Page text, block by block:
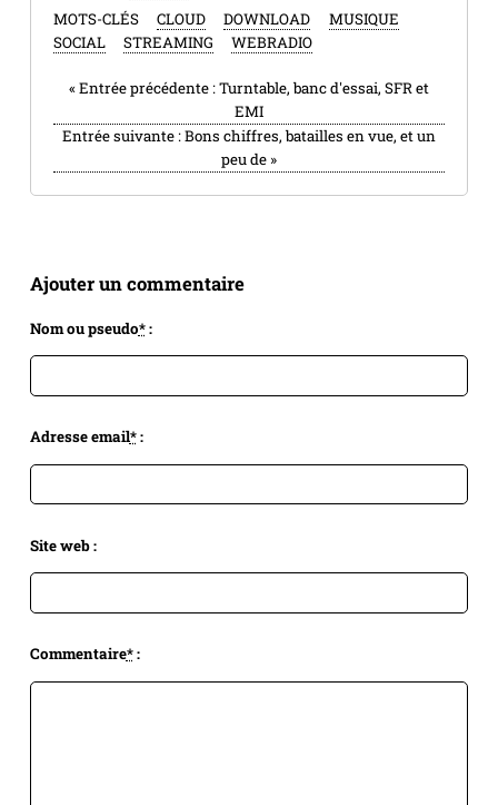
MOTS-CLÉS
CLOUD DOWNLOAD
MUSIQUE
SOCIAL
STREAMING WEBRADIO
«Entrée précédente :Turntable, banc d'essai, SFR et
EMI
Entrée suivante :Bons chiffres, batailles en vue, et un
peu de »
Ajouter un commentaire
Nom ou pseudo*:
Adresse email*:
Site web :
Commentaire*: